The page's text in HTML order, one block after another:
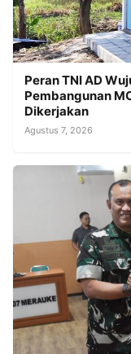
Peran TNI AD
Pembangunan
Dikerjakan
Agustus 7, 2026